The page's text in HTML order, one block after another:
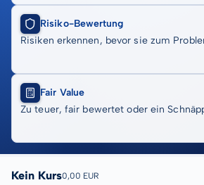
Risiko-Bewertung
Risiken erkennen, bevor sie zum
Fair Value
Zu teuer, fair bewertet oder ein
Kein Kurs0,00 EUR